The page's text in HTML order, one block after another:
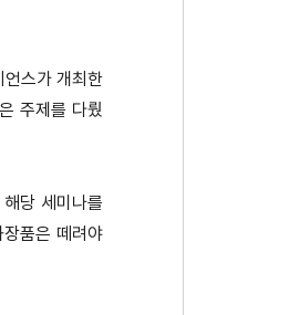
스가 개최한
주제를 다뤘
당 세미나를
품은 떼려야